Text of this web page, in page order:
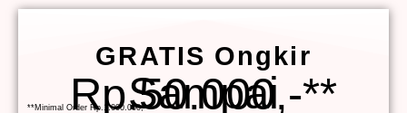
GRATIS Ongkir
Sampai Rp.50.000,-**
**Minimal Order Rp.1.000.000,-